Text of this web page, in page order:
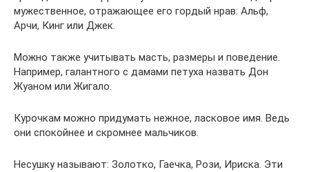
мужественное, отражающее его гордый нрав: Альф,
Арчи, Кинг или Джек.
Можно также учитывать масть, размеры и поведение.
Например, галантного с дамами петуха назвать Дон
Жуаном или Жигало.
Курочкам можно придумать нежное, ласковое имя. Ведь
они спокойнее и скромнее мальчиков.
Несушку называют: Золотко, Гаечка, Рози, Ириска. Эти